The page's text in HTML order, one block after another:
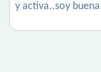
y activa..soy